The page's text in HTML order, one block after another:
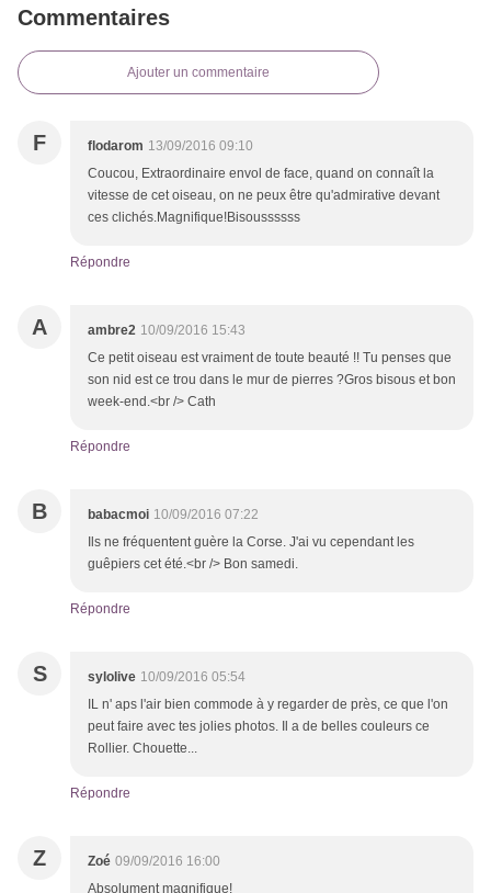
Commentaires
Ajouter un commentaire
F flodarom 13/09/2016 09:10
Coucou, Extraordinaire envol de face, quand on connaît la
vitesse de cet oiseau, on ne peux être qu'admirative devant
ces clichés.Magnifique!Bisoussssss
Répondre
A ambre2 10/09/2016 15:43
Ce petit oiseau est vraiment de toute beauté !! Tu penses que
son nid est ce trou dans le mur de pierres ?Gros bisous et bon
week-end.<br /> Cath
Répondre
B babacmoi 10/09/2016 07:22
Ils ne fréquentent guère la Corse. J'ai vu cependant les
guêpiers cet été.<br /> Bon samedi.
Répondre
S sylolive 10/09/2016 05:54
IL n' aps l'air bien commode à y regarder de près, ce que l'on
peut faire avec tes jolies photos. Il a de belles couleurs ce
Rollier. Chouette...
Répondre
Z Zoé 09/09/2016 16:00
Absolument magnifique!